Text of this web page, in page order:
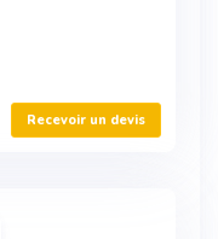
Recevoir un devis